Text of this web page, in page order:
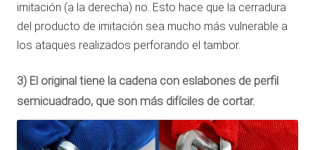
imitación (a la derecha) no. Esto hace que la cerradura
del producto de imitación sea mucho más vulnerable a
los ataques realizados perforando el tambor.
3) El original tiene la cadena con eslabones de perfil
semicuadrado, que son más difíciles de cortar.